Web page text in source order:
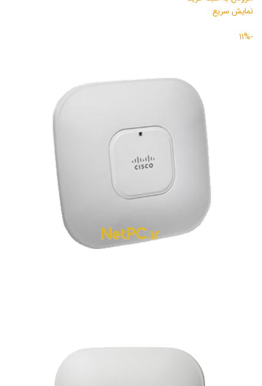
نمایش سریع
-11%